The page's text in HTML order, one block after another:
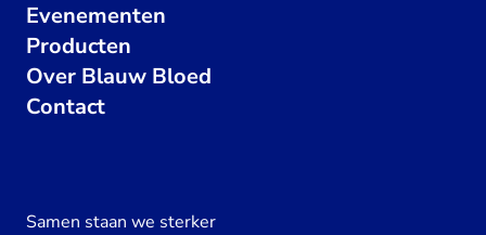
Evenementen
Producten
Over Blauw Bloed
Contact
Samen staan we sterker